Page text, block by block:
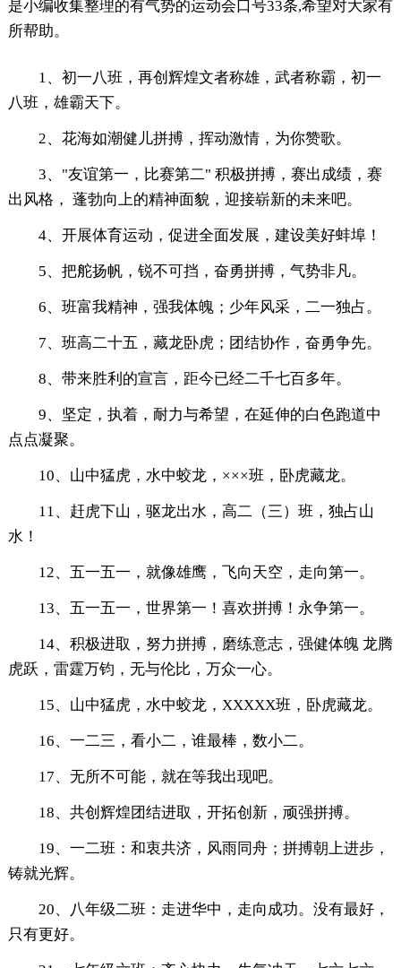
是小编收集整理的有气势的运动会口号33条,希望对大家有
所帮助。
1、初一八班，再创辉煌文者称雄，武者称霸，初一
八班，雄霸天下。
2、花海如潮健儿拼搏，挥动激情，为你赞歌。
3、"友谊第一，比赛第二" 积极拼搏，赛出成绩，赛
出风格， 蓬勃向上的精神面貌，迎接崭新的未来吧。
4、开展体育运动，促进全面发展，建设美好蚌埠！
5、把舵扬帆，锐不可挡，奋勇拼搏，气势非凡。
6、班富我精神，强我体魄；少年风采，二一独占。
7、班高二十五，藏龙卧虎；团结协作，奋勇争先。
8、带来胜利的宣言，距今已经二千七百多年。
9、坚定，执着，耐力与希望，在延伸的白色跑道中
点点凝聚。
10、山中猛虎，水中蛟龙，×××班，卧虎藏龙。
11、赶虎下山，驱龙出水，高二（三）班，独占山
水！
12、五一五一，就像雄鹰，飞向天空，走向第一。
13、五一五一，世界第一！喜欢拼搏！永争第一。
14、积极进取，努力拼搏，磨练意志，强健体魄 龙腾
虎跃，雷霆万钧，无与伦比，万众一心。
15、山中猛虎，水中蛟龙，XXXXX班，卧虎藏龙。
16、一二三，看小二，谁最棒，数小二。
17、无所不可能，就在等我出现吧。
18、共创辉煌团结进取，开拓创新，顽强拼搏。
19、一二班：和衷共济，风雨同舟；拼搏朝上进步，
铸就光辉。
20、八年级二班：走进华中，走向成功。没有最好，
只有更好。